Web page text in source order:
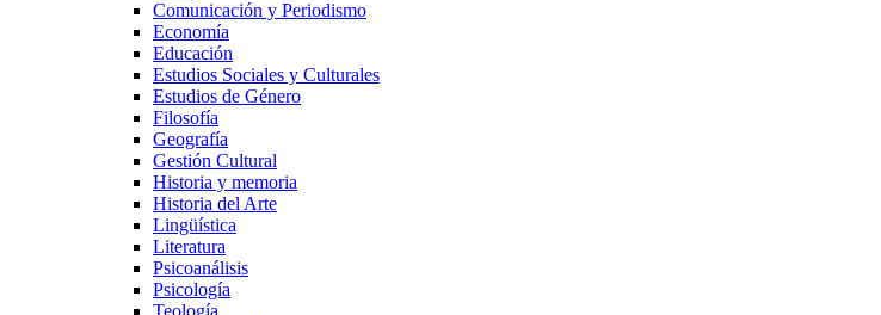
Comunicación y Periodismo
Economía
Educación
Estudios Sociales y Culturales
Estudios de Género
Filosofía
Geografía
Gestión Cultural
Historia y memoria
Historia del Arte
Lingüística
Literatura
Psicoanálisis
Psicología
Teología